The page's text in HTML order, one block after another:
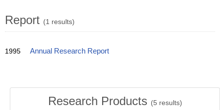
Report (1 results)
1995 Annual Research Report
Research Products (5 results)